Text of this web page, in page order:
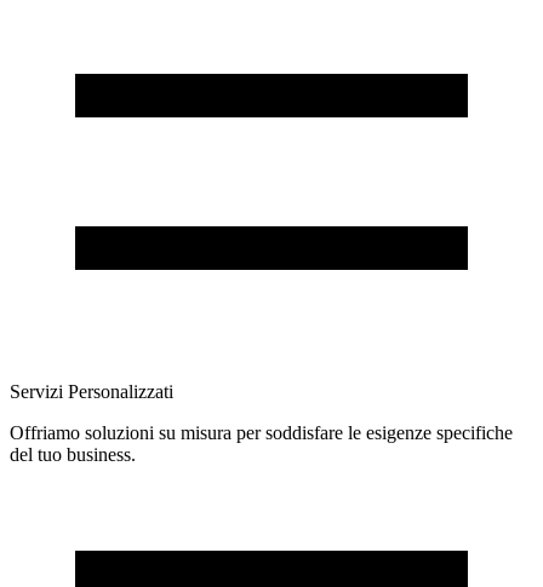
Servizi Personalizzati
Offriamo soluzioni su misura per soddisfare le esigenze specifiche
del tuo business.